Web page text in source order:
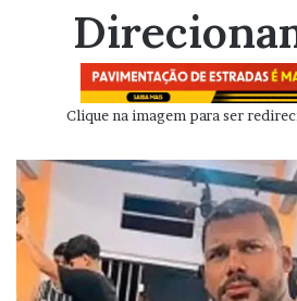
Clique na imagem para ser